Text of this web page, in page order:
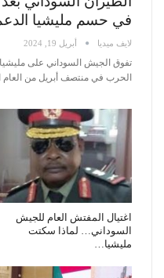
في حسم مليشيا
لايف ميديا أبريل 19, 2024
تفوق الجيش السوداني على
الحرب في منتصف أبريل من العام
اغتيال المفتش العام للجيش
السوداني… لماذا سكتت
مليشيا…